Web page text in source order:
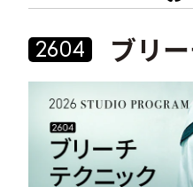
2604 ブリ